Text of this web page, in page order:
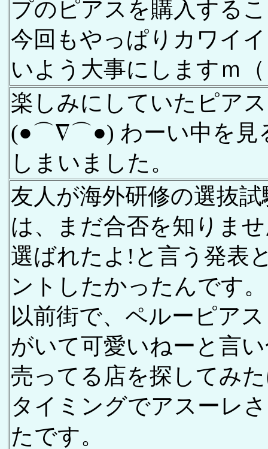
プのピアスを購入する
今回もやっぱりカワイ
いよう大事にします
楽しみにしていたピア
(●⌒∇⌒●) わーい中を見
しまいました。
友人が海外研修の選抜
は、まだ合否を知りま
選ばれたよ!と言う発表
ントしたかったんです。
以前街で、ペルーピア
がいて可愛いねーと言
売ってる店を探してみ
タイミングでアスーレ
たです。